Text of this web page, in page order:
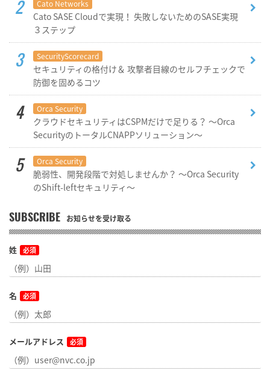
Cato Networks
Cato SASE Cloudで実現！ 失敗しないためのSASE実現
３ステップ
SecurityScorecard
セキュリティの格付け＆ 攻撃者目線のセルフチェックで
防御を固めるコツ
Orca Security
クラウドセキュリティはCSPMだけで足りる？ ～Orca
SecurityのトータルCNAPPソリューション～
Orca Security
脆弱性、開発段階で対処しませんか？ ～Orca Security
のShift-leftセキュリティ～
SUBSCRIBE お知らせを受け取る
姓 必須
名 必須
メールアドレス 必須